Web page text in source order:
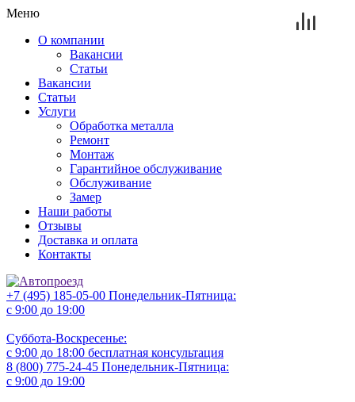
Меню
О компании
Вакансии
Статьи
Вакансии
Статьи
Услуги
Обработка металла
Ремонт
Монтаж
Гарантийное обслуживание
Обслуживание
Замер
Наши работы
Отзывы
Доставка и оплата
Контакты
+7 (495) 185-05-00 Понедельник-Пятница:
с 9:00 до 19:00
Суббота-Воскресенье:
с 9:00 до 18:00 бесплатная консультация
8 (800) 775-24-45 Понедельник-Пятница:
с 9:00 до 19:00